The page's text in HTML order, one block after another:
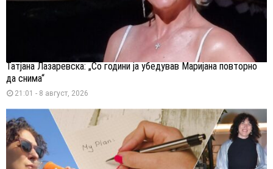
Татјана Лазаревска: „Со години ја убедував Маријана повторно
да снима“
21:01 - 8 август, 2026